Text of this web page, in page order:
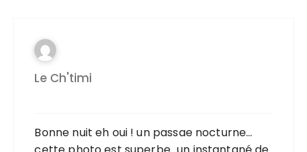
Le Ch'timi
Bonne nuit eh oui ! un passae nocturne…